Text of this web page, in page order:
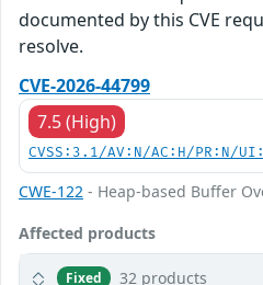
documented by this CVE
resolve.
CVE-2026-44799
7.5 (High)
CVSS:3.1/AV:N/AC:H/PR:N/
CWE-122 - Heap-based Buffer
Affected products
Fixed 32 products